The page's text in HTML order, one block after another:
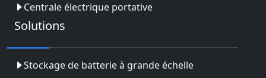
Centrale électrique portative
Solutions
Stockage de batterie à grande échelle